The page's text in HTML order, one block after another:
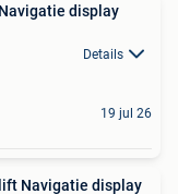
display
Details
19 jul 26
Navigatie display